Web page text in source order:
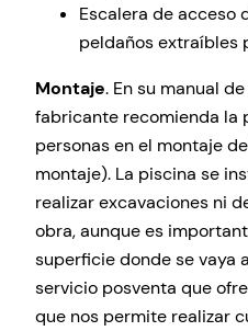
Escalera de acceso
peldaños extraíbles
Montaje. En su manual
fabricante recomienda
personas en el montaje
montaje). La piscina se
realizar excavaciones ni
obra, aunque es
superficie donde se vaya
servicio posventa que
que nos permite realizar